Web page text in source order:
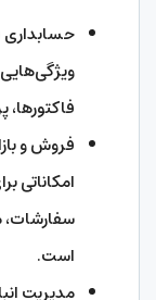
امکاناتی
است.